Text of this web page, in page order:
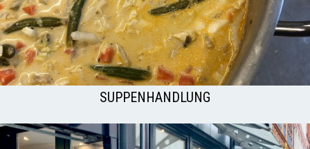
SUPPENHANDLUNG